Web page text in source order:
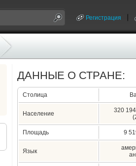
Регистрация
ДАННЫЕ О СТРАНЕ:
Столица
Население
320
Площадь 9
Язык